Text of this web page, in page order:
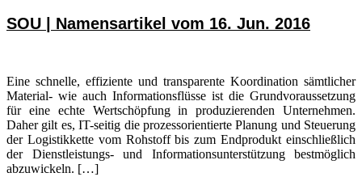
SOU | Namensartikel vom 16. Jun. 2016
Eine schnelle, effiziente und transparente Koordination sämtlicher
Material- wie auch Informationsflüsse ist die Grundvoraussetzung
für eine echte Wertschöpfung in produzierenden Unternehmen.
Daher gilt es, IT-seitig die prozessorientierte Planung und Steuerung
der Logistikkette vom Rohstoff bis zum Endprodukt einschließlich
der Dienstleistungs- und Informationsunterstützung bestmöglich
abzuwickeln. […]